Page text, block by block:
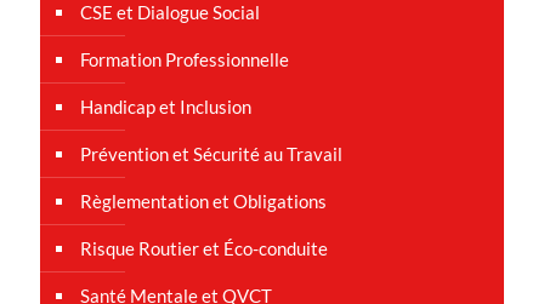
CSE et Dialogue Social
Formation Professionnelle
Handicap et Inclusion
Prévention et Sécurité au Travail
Règlementation et Obligations
Risque Routier et Éco-conduite
Santé Mentale et QVCT